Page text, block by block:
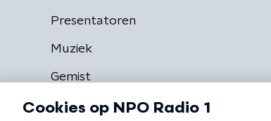
Presentatoren
Muziek
Gemist